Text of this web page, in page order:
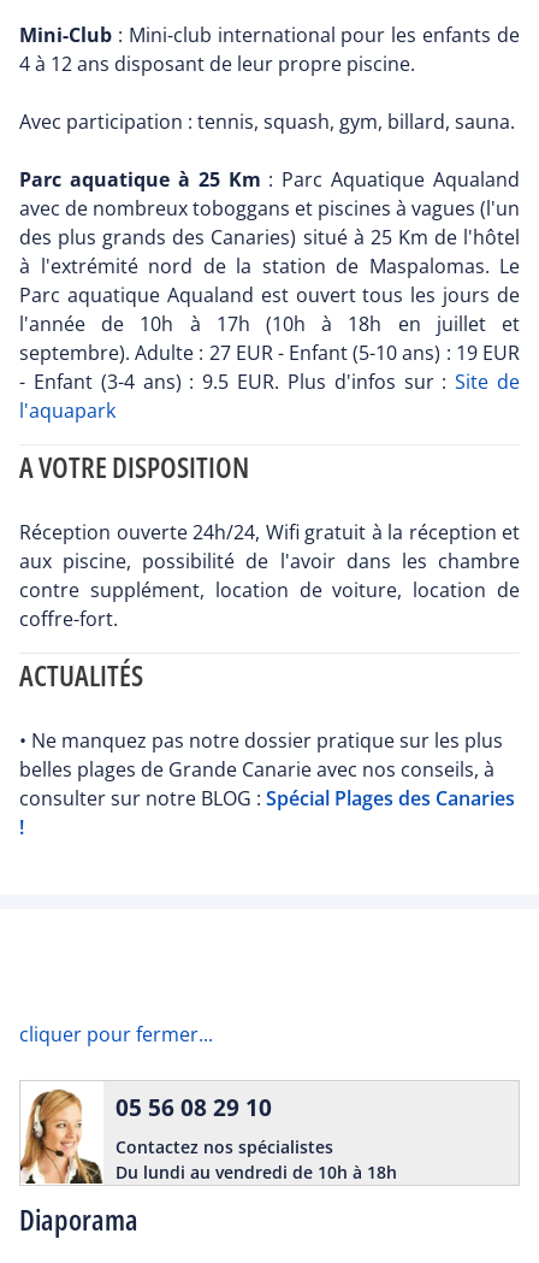
Mini-Club : Mini-club international pour les enfants de
4 à 12 ans disposant de leur propre piscine.
Avec participation : tennis, squash, gym, billard, sauna.
Parc aquatique à 25 Km : Parc Aquatique Aqualand
avec de nombreux toboggans et piscines à vagues (l'un
des plus grands des Canaries) situé à 25 Km de l'hôtel
à l'extrémité nord de la station de Maspalomas. Le
Parc aquatique Aqualand est ouvert tous les jours de
l'année de 10h à 17h (10h à 18h en juillet et
septembre). Adulte : 27 EUR - Enfant (5-10 ans) : 19 EUR
- Enfant (3-4 ans) : 9.5 EUR. Plus d'infos sur :Site de
l'aquapark
A VOTRE DISPOSITION
Réception ouverte 24h/24, Wifi gratuit à la réception et
aux piscine, possibilité de l'avoir dans les chambre
contre supplément, location de voiture, location de
coffre-fort.
ACTUALITÉS
• Ne manquez pas notre dossier pratique sur les plus
belles plages de Grande Canarie avec nos conseils, à
consulter sur notre BLOG : Spécial Plages des Canaries
!
cliquer pour fermer...
Diaporama
05 56 08 29 10
Contactez nos spécialistes
Du lundi au vendredi de 10h à 18h